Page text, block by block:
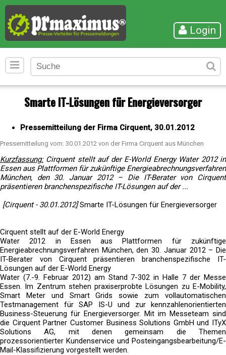
Login
Smarte IT-Lösungen für Energieversorger
Pressemitteilung der Firma Cirquent, 30.01.2012
Pressemitteilung vom: 30.01.2012 von der Firma Cirquent aus München
Kurzfassung:Cirquent stellt auf der E-World Energy Water 2012 in
Essen aus Plattformen für zukünftige Energieabrechnungsverfahren
München, den 30. Januar 2012 – Die IT-Berater von Cirquent
präsentieren branchenspezifische IT-Lösungen auf der ...
[Cirquent - 30.01.2012]Smarte IT-Lösungen für Energieversorger
Cirquent stellt auf der E-World Energy
Water 2012 in Essen aus Plattformen für zukünftige
Energieabrechnungsverfahren München, den 30. Januar 2012 – Die
IT-Berater von Cirquent präsentieren branchenspezifische IT-
Lösungen auf der E-World Energy
Water (7.-9. Februar 2012) am Stand 7-302 in Halle 7 der Messe
Essen. Im Zentrum stehen praxiserprobte Lösungen zu E-Mobility,
Smart Meter und Smart Grids sowie zum vollautomatischen
Testmanagement für SAP IS-U und zur kennzahlenorientierten
Business-Steuerung für Energieversorger. Mit im Messeteam sind
die Cirquent Partner Customer Business Solutions GmbH und ITyX
Solutions AG, mit denen gemeinsam die Themen
prozessorientierter Kundenservice und Posteingangsbearbeitung/E-
Mail-Klassifizierung vorgestellt werden.